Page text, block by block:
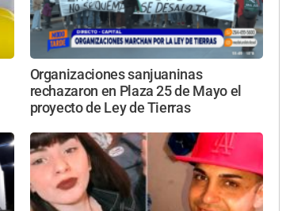
Organizaciones sanjuaninas
rechazaron en Plaza 25 de Mayo el
proyecto de Ley de Tierras